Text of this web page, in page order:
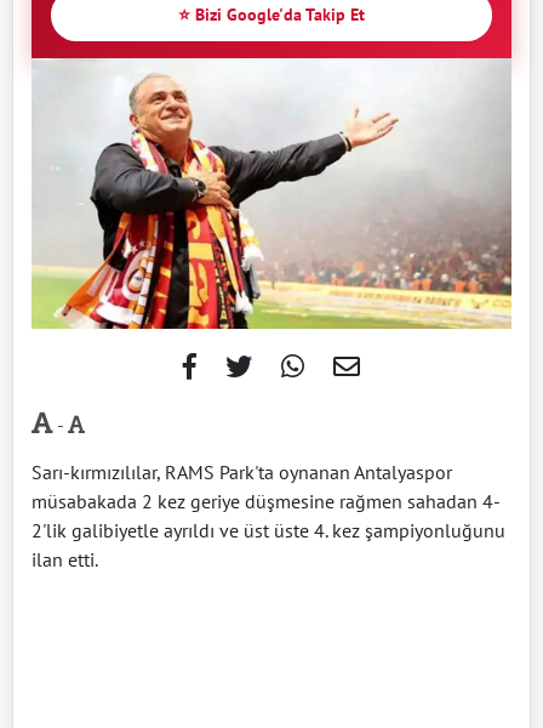
⭐ Bizi Google'da Takip Et
-
Sarı-kırmızılılar, RAMS Park'ta oynanan Antalyaspor
müsabakada 2 kez geriye düşmesine rağmen sahadan 4-
2'lik galibiyetle ayrıldı ve üst üste 4. kez şampiyonluğunu
ilan etti.